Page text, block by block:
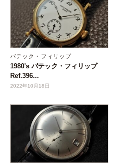
パテック・フィリップ
1980's パテック・フィリップ
Ref.396...
2022年10月18日